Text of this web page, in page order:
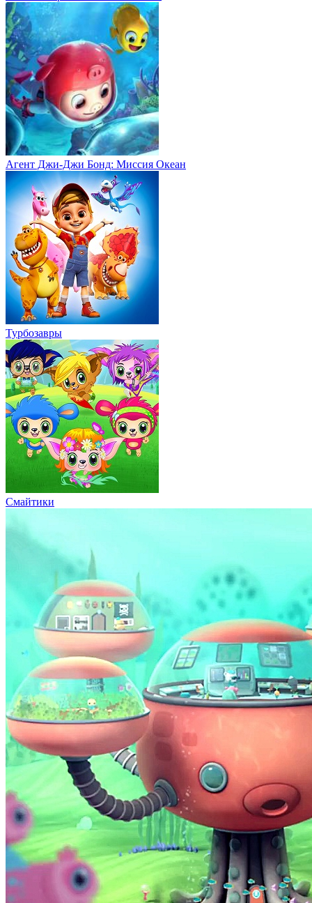
Агент Джи-Джи Бонд: Миссия Океан
Турбозавры
Смайтики